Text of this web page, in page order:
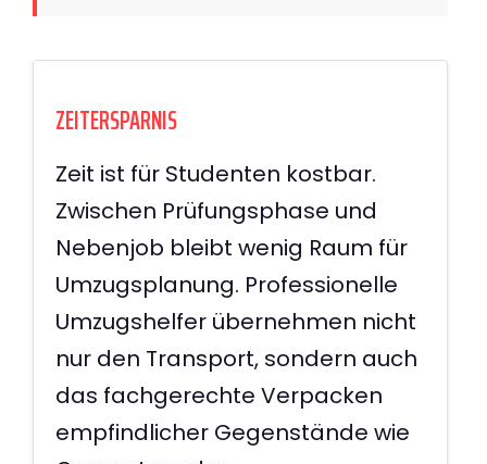
ZEITERSPARNIS
Zeit ist für Studenten kostbar.
Zwischen Prüfungsphase und
Nebenjob bleibt wenig Raum für
Umzugsplanung. Professionelle
Umzugshelfer übernehmen nicht
nur den Transport, sondern auch
das fachgerechte Verpacken
empfindlicher Gegenstände wie